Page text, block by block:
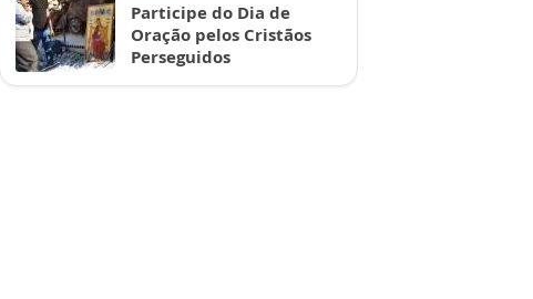
Participe do Dia de
Oração pelos Cristãos
Perseguidos